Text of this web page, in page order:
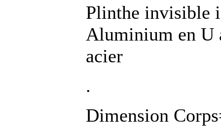
Plinthe invisible
Aluminium en U
acier
.
Dimension